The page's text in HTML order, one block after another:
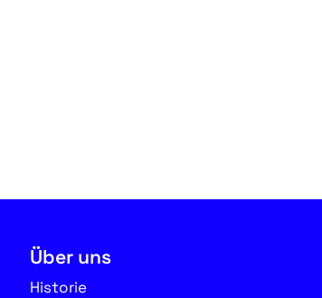
Über uns
Historie